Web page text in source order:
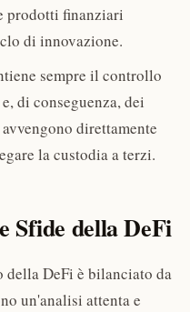
prodotti finanziari
di innovazione.
sempre il controllo
di conseguenza, dei
direttamente
la custodia a terzi.
Sfide della DeFi
DeFi è bilanciato da
un'analisi attenta e